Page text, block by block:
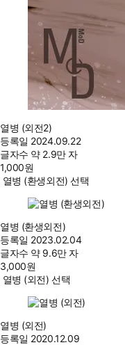
열병 (외전2)
등록일 2024.09.22
글자수 약 2.9만 자
1,000원
열병 (환생외전) 선택
열병 (환생외전)
등록일 2023.02.04
글자수 약 9.6만 자
3,000원
열병 (외전) 선택
열병 (외전)
등록일 2020.12.09